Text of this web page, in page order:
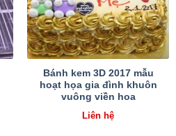
Bánh kem 3D 2017 mẫu
hoạt họa gia đình khuôn
vuông viền hoa
Liên hệ